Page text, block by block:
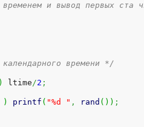
и вывод первых ста
времени */
) ltime/2 ;
) printf ( "%d " , rand ( ) ) ;